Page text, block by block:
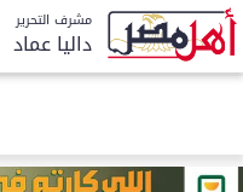
مشرف التحرير
داليا عماد